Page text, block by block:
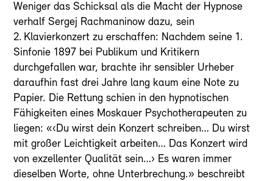
Weniger das Schicksal als die Macht der Hypnose
verhalf Sergej Rachmaninow dazu, sein
2. Klavierkonzert zu erschaffen: Nachdem seine 1.
Sinfonie 1897 bei Publikum und Kritikern
durchgefallen war, brachte ihr sensibler Urheber
daraufhin fast drei Jahre lang kaum eine Note zu
Papier. Die Rettung schien in den hypnotischen
Fähigkeiten eines Moskauer Psychotherapeuten zu
liegen: «‹Du wirst dein Konzert schreiben… Du wirst
mit großer Leichtigkeit arbeiten… Das Konzert wird
von exzellenter Qualität sein…› Es waren immer
dieselben Worte, ohne Unterbrechung.» beschreibt